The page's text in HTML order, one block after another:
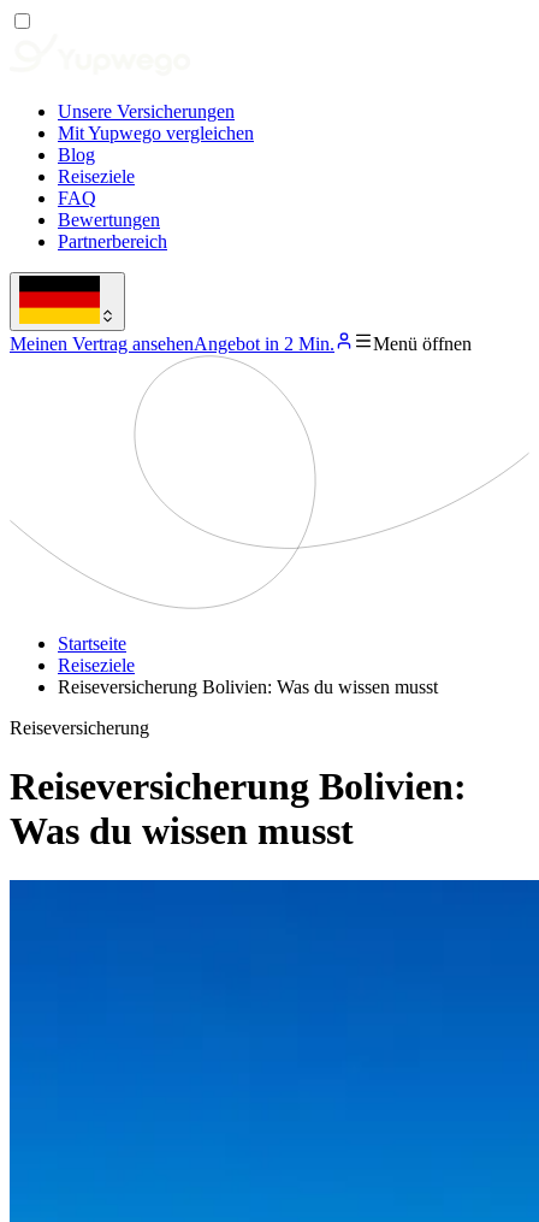
Unsere Versicherungen
Mit Yupwego vergleichen
Blog
Reiseziele
FAQ
Bewertungen
Partnerbereich
Meinen Vertrag ansehenAngebot in 2 Min. Menü öffnen
Startseite
Reiseziele
Reiseversicherung Bolivien: Was du wissen musst
Reiseversicherung
Reiseversicherung Bolivien:
Was du wissen musst